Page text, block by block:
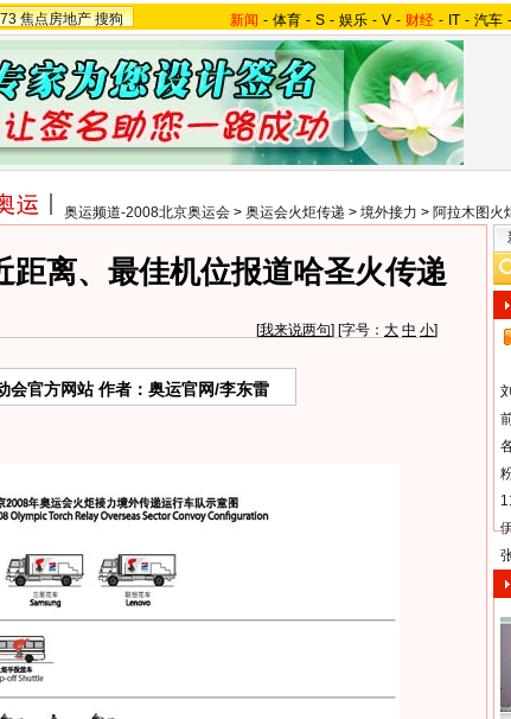
焦点房地产 搜狗 新闻 - 体育 - S - 娱乐 - V - 财经 - IT - 汽车 -
奥运频道-2008北京奥运会 > 奥运会火炬传递 > 境外接力 > 阿拉木图火
距离、最佳机位报道哈圣火传递
[我来说两句] [字号： 大 中 小]
会官方网站 作者：奥运官网/李东雷